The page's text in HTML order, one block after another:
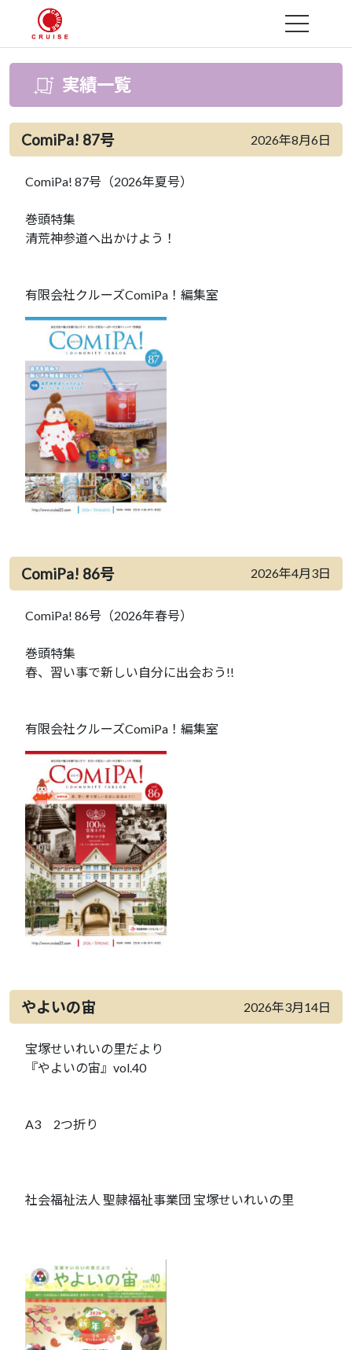
MENU
実績一覧
ComiPa! 87号 2026年8月6日
ComiPa! 87号（2026年夏号）
巻頭特集
清荒神参道へ出かけよう！
有限会社クルーズComiPa！編集室
ComiPa! 86号 2026年4月3日
ComiPa! 86号（2026年春号）
巻頭特集
春、習い事で新しい自分に出会おう!!
有限会社クルーズComiPa！編集室
やよいの宙 2026年3月14日
宝塚せいれいの里だより
『やよいの宙』vol.40
A3 2つ折り
社会福祉法人 聖隷福祉事業団 宝塚せいれいの里